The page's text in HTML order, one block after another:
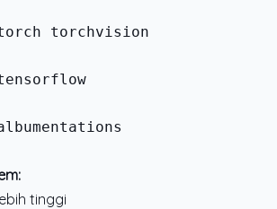
torchvision
tinggi